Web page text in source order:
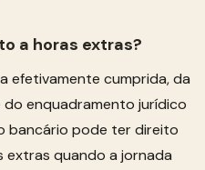
a horas extras?
efetivamente cumprida, da
enquadramento jurídico
bancário pode ter direito
quando a jornada